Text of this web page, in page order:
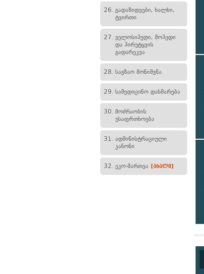
26. გადაზიდვები, ხალხი,
ტვირთი
27. ველოსიპედი, მოპედი
და პირუტყვის
გადარეკვა
28. საგზაო მონიშვნა
29. სამედიცინო დახმარება
30. მოძრაობის
უსაფრთხოება
31. ადმინისტრაციული
კანონი
32. ეკო-მართვა [ახალი]